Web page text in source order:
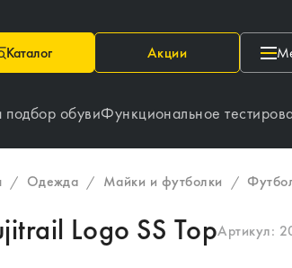
Каталог Акции
подбор обувиФункциональное
/ Одежда / Майки и футболки /
Logo SS TopАртикул: